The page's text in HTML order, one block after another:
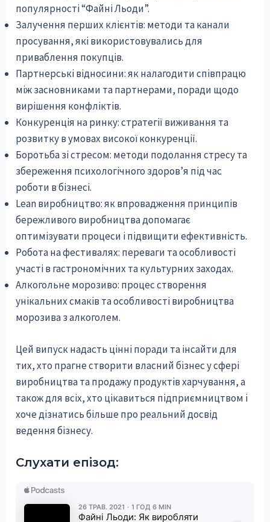
популярності “Файні Льоди”.
Залучення перших клієнтів: методи та канали
просування, які використовувались для
приваблення покупців.
Партнерські відносини: як налагодити співпрацю
між засновниками та партнерами, поради щодо
вирішення конфліктів.
Конкуренція на ринку: стратегії виживання та
розвитку в умовах високої конкуренції.
Боротьба зі стресом: методи подолання стресу та
збереження психологічного здоров’я під час
роботи в бізнесі.
Lean виробництво: як впровадження принципів
бережливого виробництва допомагає
оптимізувати процеси і підвищити ефективність.
Робота на фестивалях: переваги та особливості
участі в гастрономічних та культурних заходах.
Алкогольне морозиво: процес створення
унікальних смаків та особливості виробництва
морозива з алкоголем.
Цей випуск надасть цінні поради та інсайти для
тих, хто прагне створити власний бізнес у сфері
виробництва та продажу продуктів харчування, а
також для всіх, хто цікавиться підприємництвом і
хоче дізнатись більше про реальний досвід
ведення бізнесу.
Слухати епізод: